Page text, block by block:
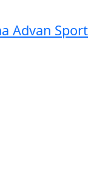
Advan Sport